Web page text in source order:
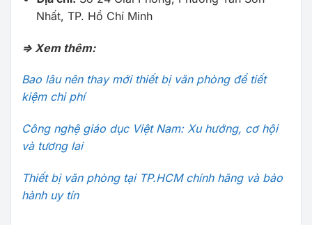
Nhất, TP. Hồ Chí Minh
=> Xem thêm:
Bao lâu nên thay mới thiết bị văn phòng để tiết
kiệm chi phí
Công nghệ giáo dục Việt Nam: Xu hướng, cơ hội
và tương lai
Thiết bị văn phòng tại TP.HCM chính hãng và bảo
hành uy tín